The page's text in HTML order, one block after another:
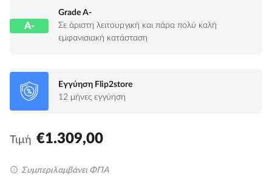
A-
Grade A-
Σε άριστη λειτουργική και πάρα πολύ καλή
εμφανισιακή κατάσταση
Εγγύηση Flip2store
12 μήνες εγγύηση
Τιμή €1.309,00
Συμπεριλαμβάνει ΦΠΑ